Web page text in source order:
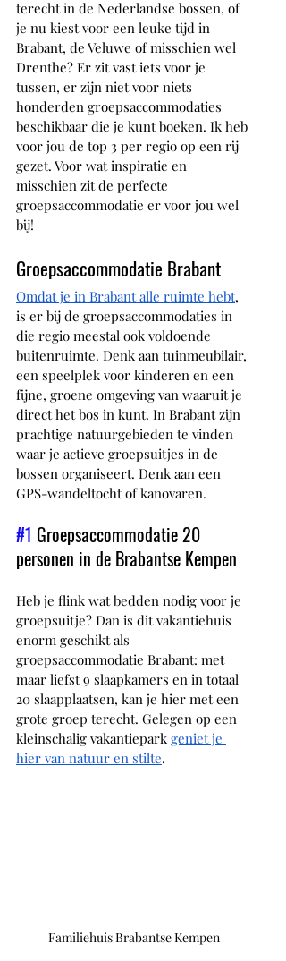
terecht in de Nederlandse bossen, of
je nu kiest voor een leuke tijd in
Brabant, de Veluwe of misschien wel
Drenthe? Er zit vast iets voor je
tussen, er zijn niet voor niets
honderden groepsaccommodaties
beschikbaar die je kunt boeken. Ik heb
voor jou de top 3 per regio op een rij
gezet. Voor wat inspiratie en
misschien zit de perfecte
groepsaccommodatie er voor jou wel
bij!
Groepsaccommodatie Brabant
Omdat je in Brabant alle ruimte hebt,
is er bij de groepsaccommodaties in
die regio meestal ook voldoende
buitenruimte. Denk aan tuinmeubilair,
een speelplek voor kinderen en een
fijne, groene omgeving van waaruit je
direct het bos in kunt. In Brabant zijn
prachtige natuurgebieden te vinden
waar je actieve groepsuitjes in de
bossen organiseert. Denk aan een
GPS-wandeltocht of kanovaren.
#1 Groepsaccommodatie 20
personen in de Brabantse Kempen
Heb je flink wat bedden nodig voor je
groepsuitje? Dan is dit vakantiehuis
enorm geschikt als
groepsaccommodatie Brabant: met
maar liefst 9 slaapkamers en in totaal
20 slaapplaatsen, kan je hier met een
grote groep terecht. Gelegen op een
kleinschalig vakantiepark geniet je
hier van natuur en stilte.
Familiehuis Brabantse Kempen